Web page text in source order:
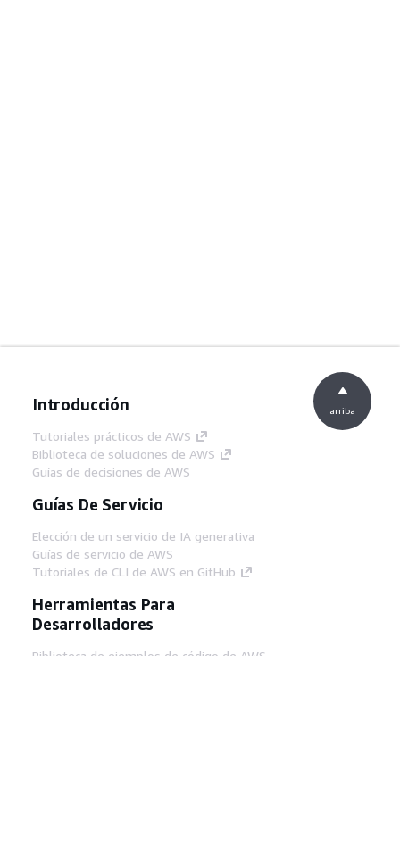
Introducción
Tutoriales prácticos de AWS
Biblioteca de soluciones de AWS
Guías de decisiones de AWS
Guías De Servicio
Elección de un servicio de IA generativa
Guías de servicio de AWS
Tutoriales de CLI de AWS en GitHub
Herramientas Para
Desarrolladores
Biblioteca de ejemplos de código de AWS
arriba